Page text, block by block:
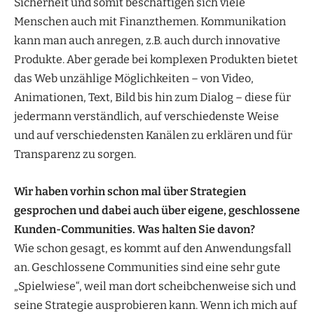
Menschen auch mit Finanzthemen. Kommunikation
kann man auch anregen, z.B. auch durch innovative
Produkte. Aber gerade bei komplexen Produkten bietet
das Web unzählige Möglichkeiten – von Video,
Animationen, Text, Bild bis hin zum Dialog – diese für
jedermann verständlich, auf verschiedenste Weise
und auf verschiedensten Kanälen zu erklären und für
Transparenz zu sorgen.
Wir haben vorhin schon mal über Strategien
gesprochen und dabei auch über eigene, geschlossene
Kunden-Communities. Was halten Sie davon?
Wie schon gesagt, es kommt auf den Anwendungsfall
an. Geschlossene Communities sind eine sehr gute
„Spielwiese“, weil man dort scheibchenweise sich und
seine Strategie ausprobieren kann. Wenn ich mich auf